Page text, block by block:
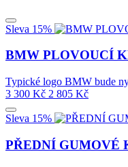
Sleva 15%
BMW PLOVOUCÍ
Typické logo BMW bude
3 300 Kč 2 805 Kč
Sleva 15%
PŘEDNÍ GUMOVÉ